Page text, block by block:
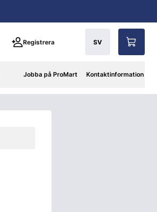
Registrera SV
Jobba på ProMart Kontaktinformation